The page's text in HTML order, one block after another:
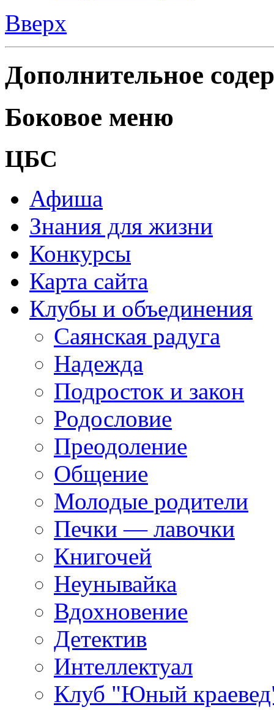
Вверх
Дополнительное
Боковое меню
ЦБС
Афиша
Знания для жизни
Конкурсы
Карта сайта
Клубы и объединения
Саянская радуга
Надежда
Подросток и закон
Родословие
Преодоление
Общение
Молодые родители
Печки — лавочки
Книгочей
Неунывайка
Вдохновение
Детектив
Интеллектуал
Клуб "Юный